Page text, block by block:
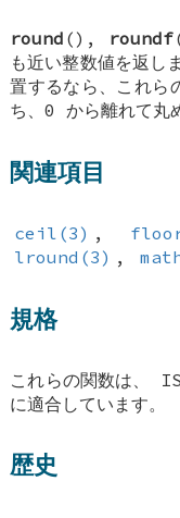
round (), roundf
も近い整数値を返し
置するなら、これ
ち、0 から離れて丸
関連項目
ceil(3) ,
lround(3) ,
規格
これらの関数は
に適合しています。
歴史